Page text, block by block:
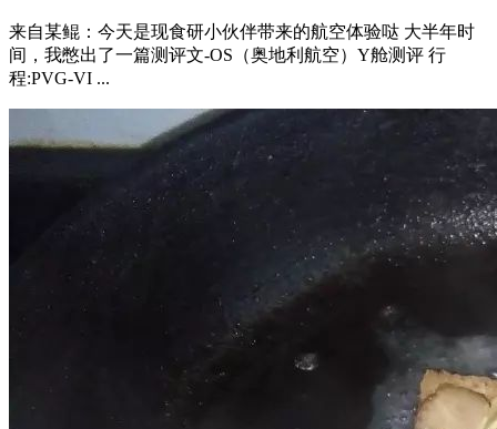
来自某鲲：今天是现食研小伙伴带来的航空体验哒 大半年时
间，我憋出了一篇测评文-OS（奥地利航空）Y舱测评 行
程:PVG-VI ...